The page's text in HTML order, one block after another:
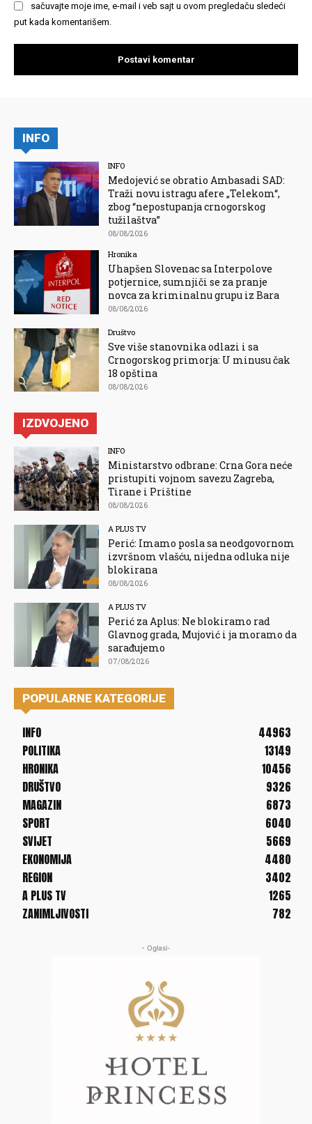
sačuvajte moje ime, e-mail i veb sajt u ovom pregledaču sledeći
put kada komentarišem.
INFO
INFO
Medojević se obratio Ambasadi SAD:
Traži novu istragu afere „Telekom“,
zbog “nepostupanja crnogorskog
tužilaštva”
08/08/2026
Hronika
Uhapšen Slovenac sa Interpolove
potjernice, sumnjiči se za pranje
novca za kriminalnu grupu iz Bara
08/08/2026
Društvo
Sve više stanovnika odlazi i sa
Crnogorskog primorja: U minusu čak
18 opština
08/08/2026
IZDVOJENO
INFO
Ministarstvo odbrane: Crna Gora neće
pristupiti vojnom savezu Zagreba,
Tirane i Prištine
08/08/2026
A PLUS TV
Perić: Imamo posla sa neodgovornom
izvršnom vlašću, nijedna odluka nije
blokirana
08/08/2026
A PLUS TV
Perić za Aplus: Ne blokiramo rad
Glavnog grada, Mujović i ja moramo da
sarađujemo
07/08/2026
POPULARNE KATEGORIJE
INFO
44963
POLITIKA
13149
HRONIKA
10456
DRUŠTVO
9326
MAGAZIN
6873
SPORT
6040
SVIJET
5669
EKONOMIJA
4480
REGION
3402
A PLUS TV
1265
ZANIMLJIVOSTI
782
- Oglasi-